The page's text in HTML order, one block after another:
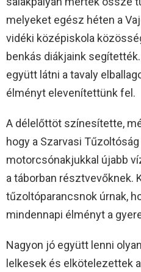
melyeket egész héten a
vidéki középiskola
benkás diákjaink
együtt látni a tavaly
élményt elevenítettünk fel.
A délelőttöt színesítette,
hogy a Szarvasi
motorcsónakjukkal újabb
a táborban résztvevőknek.
tűzoltóparancsnok úrnak,
mindennapi élményt a
Nagyon jó együtt lenni
lelkesek és elkötelezettek